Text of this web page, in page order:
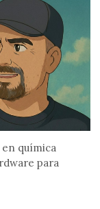
química
para